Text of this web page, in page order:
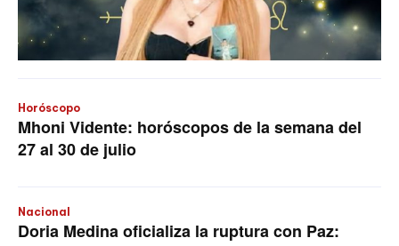
Horóscopo
Mhoni Vidente: horóscopos de la semana del
27 al 30 de julio
Nacional
Doria Medina oficializa la ruptura con Paz: